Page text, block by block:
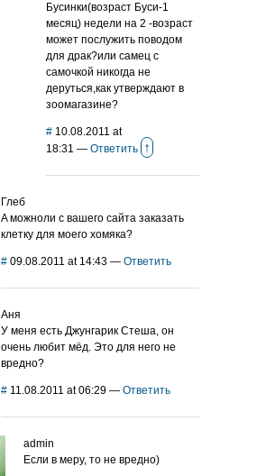
Бусинки(возраст Буси-1
месяц) недели на 2 -возраст
может послужить поводом
для драк?или самец с
самочкой никогда не
деруться,как утверждают в
зоомагазине?
# 10.08.2011 at
18:31 — Ответить ↑
Глеб
A можноли с вашего сайта заказать
клетку для моего хомяка?
# 09.08.2011 at 14:43 — Ответить
Аня
У меня есть Джунгарик Стеша, он
очень любит мёд. Это для него не
вредно?
# 11.08.2011 at 06:29 — Ответить
admin
Если в меру, то не вредно)